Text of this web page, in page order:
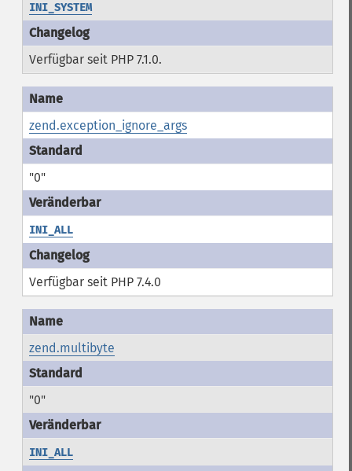
INI_SYSTEM
Verfügbar seit PHP 7.1.0.
zend.exception_ignore_args
"0"
INI_ALL
Verfügbar seit PHP 7.4.0
zend.multibyte
"0"
INI_ALL